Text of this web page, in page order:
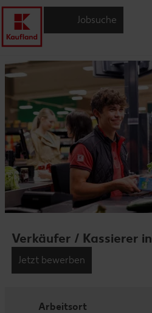
Jobsuche
Verkäufer / Kassierer
Jetzt bewerben
Arbeitsort